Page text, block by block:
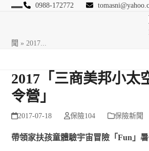
Skip
0988-172772
匯豐國際風險管理顧問
聞 »2017...
2017「三商美邦小太
令營」
2017-07-18 保險104 保險新聞
帶領家扶孩童體驗宇宙冒險「Fun」